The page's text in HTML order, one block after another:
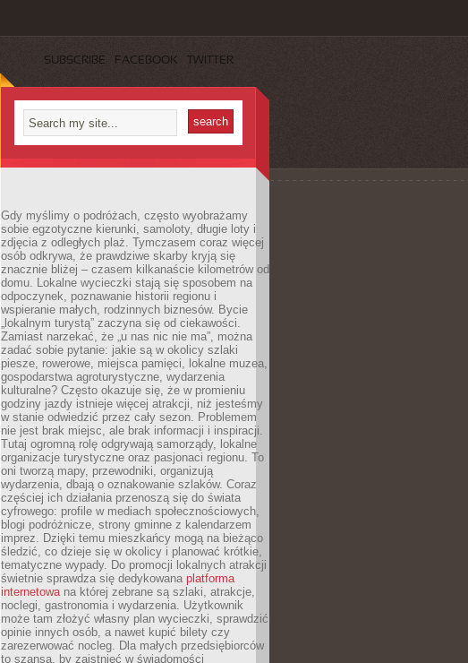
SUBSCRIBE FACEBOOK TWITTER
Gdy myślimy o podróżach, często wyobrażamy
sobie egzotyczne kierunki, samoloty, długie loty i
zdjęcia z odległych plaż. Tymczasem coraz więcej
osób odkrywa, że prawdziwe skarby kryją się
znacznie bliżej – czasem kilkanaście kilometrów od
domu. Lokalne wycieczki stają się sposobem na
odpoczynek, poznawanie historii regionu i
wspieranie małych, rodzinnych biznesów. Bycie
„lokalnym turystą” zaczyna się od ciekawości.
Zamiast narzekać, że „u nas nic nie ma”, można
zadać sobie pytanie: jakie są w okolicy szlaki
piesze, rowerowe, miejsca pamięci, lokalne muzea,
gospodarstwa agroturystyczne, wydarzenia
kulturalne? Często okazuje się, że w promieniu
godziny jazdy istnieje więcej atrakcji, niż jesteśmy
w stanie odwiedzić przez cały sezon. Problemem
nie jest brak miejsc, ale brak informacji i inspiracji.
Tutaj ogromną rolę odgrywają samorządy, lokalne
organizacje turystyczne oraz pasjonaci regionu. To
oni tworzą mapy, przewodniki, organizują
wydarzenia, dbają o oznakowanie szlaków. Coraz
częściej ich działania przenoszą się do świata
cyfrowego: profile w mediach społecznościowych,
blogi podróżnicze, strony gminne z kalendarzem
imprez. Dzięki temu mieszkańcy mogą na bieżąco
śledzić, co dzieje się w okolicy i planować krótkie,
tematyczne wypady. Do promocji lokalnych atrakcji
świetnie sprawdza się dedykowana platforma
internetowana której zebrane są szlaki, atrakcje,
noclegi, gastronomia i wydarzenia. Użytkownik
może tam złożyć własny plan wycieczki, sprawdzić
opinie innych osób, a nawet kupić bilety czy
zarezerwować nocleg. Dla małych przedsiębiorców
to szansa, by zaistnieć w świadomości